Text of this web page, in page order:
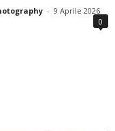
- 9 Aprile 2026
0